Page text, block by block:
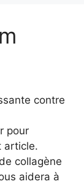
contre
pour
article.
collagène
aidera à